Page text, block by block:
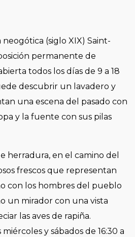
neogótica (siglo XIX) Saint-
permanente de
todos los días de 9 a 18
descubrir un lavadero y
una escena del pasado con
y la fuente con sus pilas
herradura, en el camino del
frescos que representan
con los hombres del pueblo
un mirador con una vista
las aves de rapiña.
y sábados de 16:30 a